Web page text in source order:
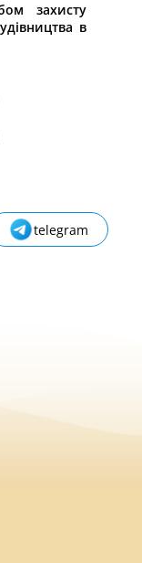
захисту
в
telegram